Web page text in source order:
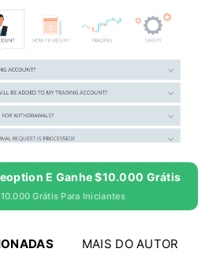
E Ganhe $10.000 Grátis
Grátis Para Iniciantes
MAIS DO AUTOR